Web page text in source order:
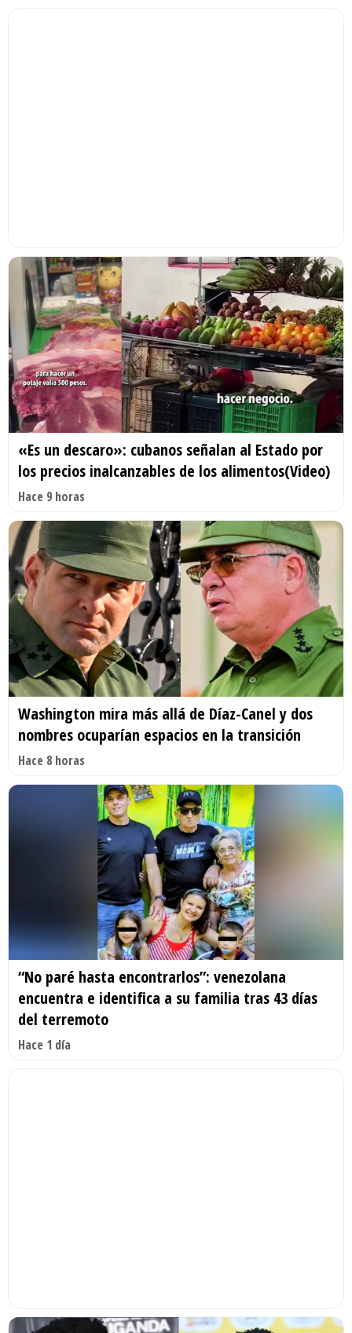
«Es un descaro»: cubanos señalan al Estado por
los precios inalcanzables de los alimentos(Video)
Hace 9 horas
Washington mira más allá de Díaz-Canel y dos
nombres ocuparían espacios en la transición
Hace 8 horas
“No paré hasta encontrarlos”: venezolana
encuentra e identifica a su familia tras 43 días
del terremoto
Hace 1 día